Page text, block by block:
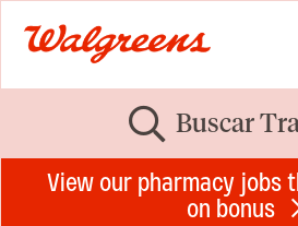
Buscar
View our pharmacy jobs
on bonus